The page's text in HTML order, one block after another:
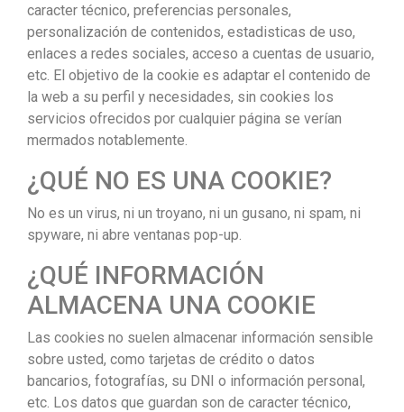
caracter técnico, preferencias personales,
personalización de contenidos, estadisticas de uso,
enlaces a redes sociales, acceso a cuentas de usuario,
etc. El objetivo de la cookie es adaptar el contenido de
la web a su perfil y necesidades, sin cookies los
servicios ofrecidos por cualquier página se verían
mermados notablemente.
¿QUÉ NO ES UNA COOKIE?
No es un virus, ni un troyano, ni un gusano, ni spam, ni
spyware, ni abre ventanas pop-up.
¿QUÉ INFORMACIÓN
ALMACENA UNA COOKIE
Las cookies no suelen almacenar información sensible
sobre usted, como tarjetas de crédito o datos
bancarios, fotografías, su DNI o información personal,
etc. Los datos que guardan son de caracter técnico,